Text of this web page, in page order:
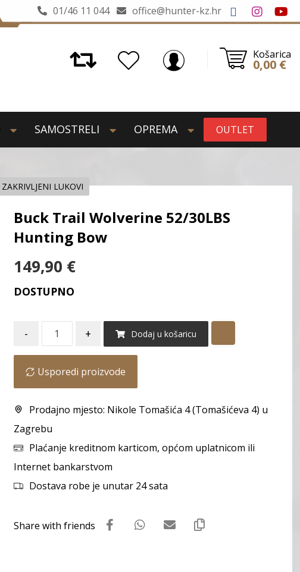
office@hunter-kz.hr
01/46 11 044
Košarica
0,00 €
SAMOSTRELI OPREMA OUTLET
ZAKRIVLJENI LUKOVI
Buck Trail Wolverine 52/30LBS
Hunting Bow
149,90 €
DOSTUPNO
- + Dodaj u košaricu
Usporedi proizvode
Prodajno mjesto: Nikole Tomašića 4 (Tomašićeva 4) u
Zagrebu
Plaćanje kreditnom karticom, općom uplatnicom ili
Internet bankarstvom
Dostava robe je unutar 24 sata